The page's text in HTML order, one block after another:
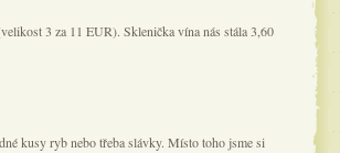
3 za 11 EUR). Sklenička vína nás stála 3,60
kusy ryb nebo třeba slávky. Místo toho jsme si